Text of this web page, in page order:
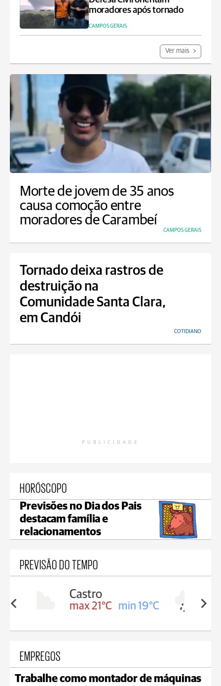
moradores após tornado
CAMPOS GERAIS
Ver mais
Morte de jovem de 35 anos
causa comoção entre
moradores de Carambeí
CAMPOS GERAIS
Tornado deixa rastros de
destruição na
Comunidade Santa Clara,
em Candói
COTIDIANO
PUBLICIDADE
HORÓSCOPO
Previsões no Dia dos Pais
destacam família e
relacionamentos
PREVISÃO DO TEMPO
19°C
Carambeí
max 20°C min 19°C
EMPREGOS
Trabalhe como montador de máquinas